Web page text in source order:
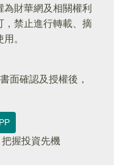
財華網及相關權利
，禁止進行轉載、摘
。
面確認及授權後，
握投資先機